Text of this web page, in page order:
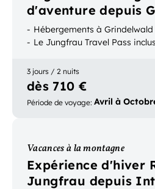
d'aventure depuis
Hébergements à Grindelwald
Le Jungfrau Travel Pass inclus
3 jours / 2 nuits
dès 710 €
Période de voyage: Avril à
Vacances à la montagne
Expérience d'hiver
Jungfrau depuis